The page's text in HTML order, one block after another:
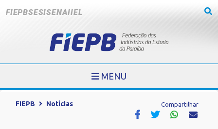
FIEPBSESISENAIIEL
MENU
FIEPB Notícias Compartilhar